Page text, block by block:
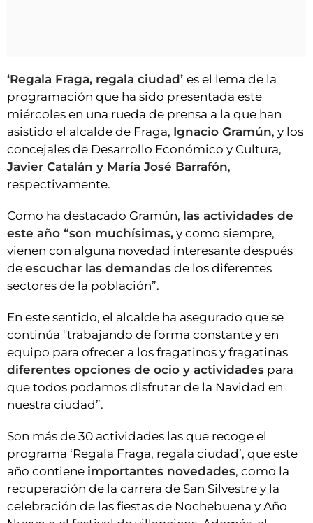
‘Regala Fraga, regala ciudad’ es el lema de la
programación que ha sido presentada este
miércoles en una rueda de prensa a la que han
asistido el alcalde de Fraga, Ignacio Gramún, y los
concejales de Desarrollo Económico y Cultura,
Javier Catalán y María José Barrafón,
respectivamente.
Como ha destacado Gramún, las actividades de
este año “son muchísimas, y como siempre,
vienen con alguna novedad interesante después
de escuchar las demandas de los diferentes
sectores de la población”.
En este sentido, el alcalde ha asegurado que se
continúa "trabajando de forma constante y en
equipo para ofrecer a los fragatinos y fragatinas
diferentes opciones de ocio y actividades para
que todos podamos disfrutar de la Navidad en
nuestra ciudad”.
Son más de 30 actividades las que recoge el
programa ‘Regala Fraga, regala ciudad’, que este
año contiene importantes novedades, como la
recuperación de la carrera de San Silvestre y la
celebración de las fiestas de Nochebuena y Año